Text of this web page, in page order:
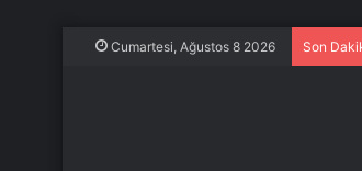
Cumartesi, Ağustos 8 2026 Son